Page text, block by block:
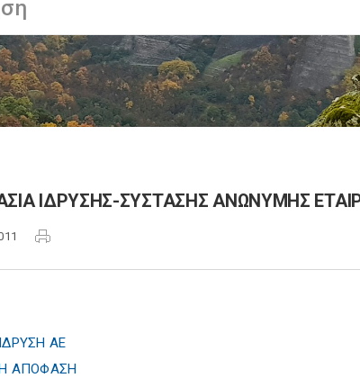
IΔΡΥΣΗΣ-ΣΥΣΤΑΣΗΣ ΑΝΩΝΥΜΗΣ
ΑΕ
ΑΠΟΦΑΣΗ